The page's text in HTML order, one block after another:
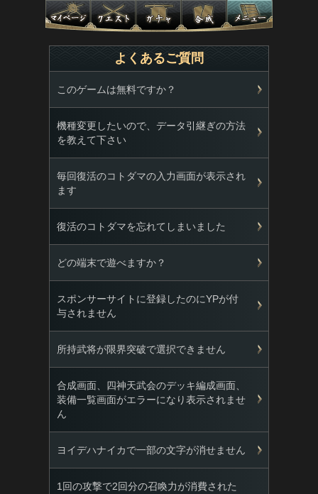
よくあるご質問
このゲームは無料ですか？
機種変更したいので、データ引継ぎの方法
を教えて下さい
毎回復活のコトダマの入力画面が表示され
ます
復活のコトダマを忘れてしまいました
どの端末で遊べますか？
スポンサーサイトに登録したのにYPが付
与されません
所持武将が限界突破で選択できません
合成画面、四神天武会のデッキ編成画面、
装備一覧画面がエラーになり表示されませ
ん
ヨイデハナイカで一部の文字が消せません
1回の攻撃で2回分の召喚力が消費された